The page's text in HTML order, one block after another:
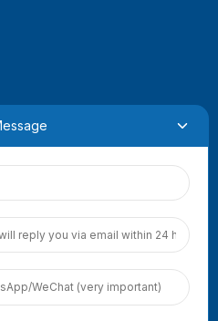
山商业营运中心1号楼4楼